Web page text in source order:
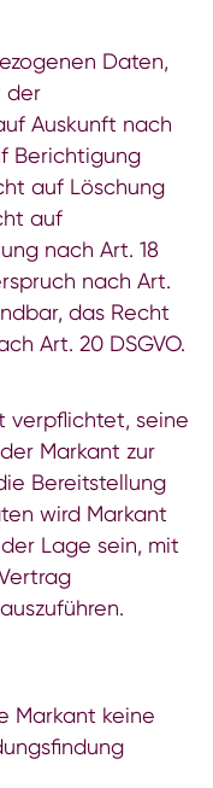
Daten,
der
Auskunft nach
Berichtigung
auf Löschung
auf
nach Art. 18
nach Art.
das Recht
Art. 20 DSGVO.
verpflichtet, seine
Markant zur
Bereitstellung
wird Markant
Lage sein, mit
Markant keine